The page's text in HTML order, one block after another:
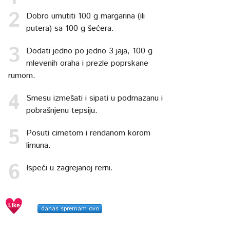
Dobro umutiti 100 g margarina (ili
putera) sa 100 g šećera.
Dodati jedno po jedno 3 jaja, 100 g
mlevenih oraha i prezle poprskane
rumom.
Smesu izmešati i sipati u podmazanu i
pobrašnjenu tepsiju.
Posuti cimetom i rendanom korom
limuna.
Ispeći u zagrejanoj rerni.
danas spremam ovo